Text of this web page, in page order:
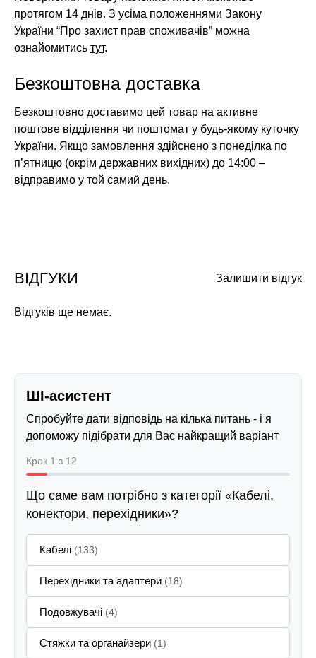
протягом 14 днів. З усіма положеннями Закону
України “Про захист прав споживачів” можна
ознайомитись тут.
Безкоштовна доставка
Безкоштовно доставимо цей товар на активне
поштове відділення чи поштомат у будь-якому куточку
України. Якщо замовлення здійснено з понеділка по
п’ятницю (окрім державних вихідних) до 14:00 –
відправимо у той самий день.
Залишити відгук
ВІДГУКИ
Відгуків ще немає.
ШІ-асистент
Спробуйте дати відповідь на кілька питань - і я
допоможу підібрати для Вас найкращий варіант
Крок 1 з 12
Що саме вам потрібно з категорії «Кабелі,
конектори, перехідники»?
Кабелі (133)
Перехідники та адаптери (18)
Подовжувачі (4)
Стяжки та органайзери (1)